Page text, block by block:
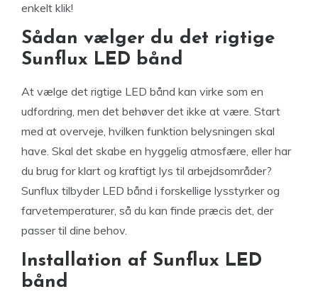
enkelt klik!
Sådan vælger du det rigtige
Sunflux LED bånd
At vælge det rigtige LED bånd kan virke som en
udfordring, men det behøver det ikke at være. Start
med at overveje, hvilken funktion belysningen skal
have. Skal det skabe en hyggelig atmosfære, eller har
du brug for klart og kraftigt lys til arbejdsområder?
Sunflux tilbyder LED bånd i forskellige lysstyrker og
farvetemperaturer, så du kan finde præcis det, der
passer til dine behov.
Installation af Sunflux LED
bånd